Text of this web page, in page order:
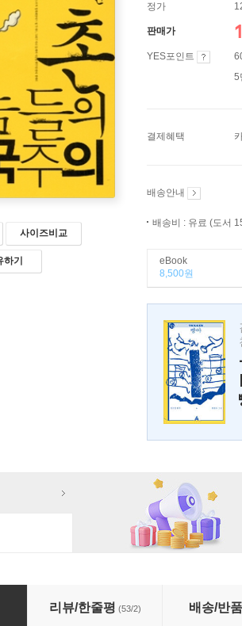
사이즈비교
하기
정가
판매가
YES포인트
5
결제혜택
배송안내
배송비 : 유료 (도서
eBook
8,500원
리뷰/한줄평 (53/2) 배송/반